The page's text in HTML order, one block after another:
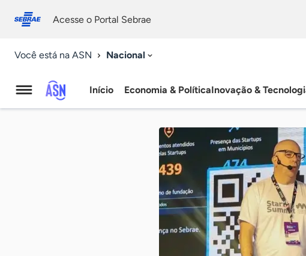
conosco
Acesse o Portal Sebrae
Você está na ASN Nacional
Agência
Início Economia & PolíticaInovação &